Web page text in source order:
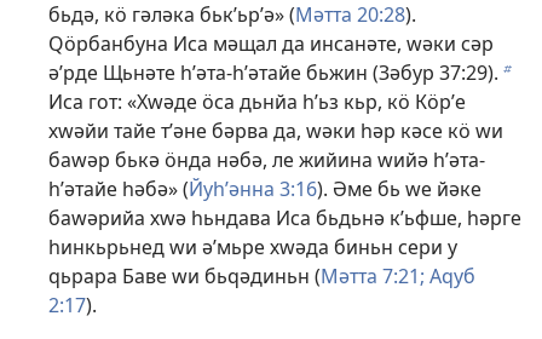
бьдә, кӧ гәләка бькʹьрʹә» (Мәтта 20:28).
Ԛӧрбанбуна Иса мәщал да инсанәте, ԝәки сәр
әʹрде Щьнәте һʹәта-һʹәтайе бьжин (Зәбур 37:29). b
Иса гот: «Хԝәде ӧса дьнйа һʹьз кьр, кӧ Кӧрʹе
хԝәйи тайе тʹәне бәрва да, ԝәки һәр кәсе кӧ ԝи
баԝәр бькә ӧнда нәбә, ле жийина ԝийә һʹәта-
һʹәтайе һәбә» (Йуһʹәнна 3:16). Әме бь ԝе йәке
баԝәрийа хԝә һьндава Иса бьдьнә кʹьфше, һәрге
һинкьрьнед ԝи әʹмьре хԝәда биньн сери у
ԛьрара Баве ԝи бьԛәдиньн (Мәтта 7:21; Аԛуб
2:17).